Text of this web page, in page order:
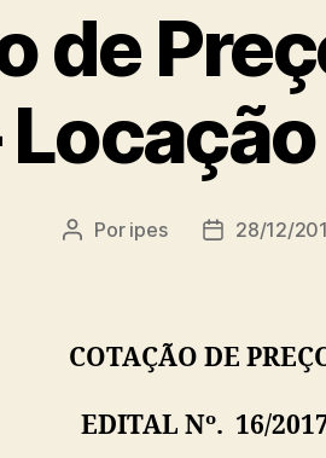
de
Autor
Por ipes
Data28/12/
COTAÇÃO DE
EDITAL Nº. 16/